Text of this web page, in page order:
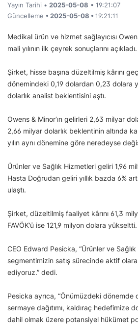
Yayın Tarihi • 2025-05-08 • 19:21:07
Güncelleme • 2025-05-08 • 19:21:11
Medikal ürün ve hizmet sağlayıcısı
mali yılının ilk çeyrek sonuçlarını açıkladı.
Şirket, hisse başına düzeltilmiş kârını
dönemindeki 0,19 dolardan 0,23 dolara
dolarlık analist beklentisini aştı.
Owens & Minor’ın gelirleri 2,63 milyar
2,66 milyar dolarlık beklentinin altında
yılın aynı dönemine göre neredeyse
Ürünler ve Sağlık Hizmetleri geliri 1,96
Hasta Doğrudan geliri yıllık bazda 6%
ulaştı.
Şirket, düzeltilmiş faaliyet kârını 61,3
FAVÖK’ü ise 121,9 milyon dolara yükseltti.
CEO Edward Pesicka, “Ürünler ve
segmentimizin satış sürecinde aktif
ediyoruz.” dedi.
Pesicka ayrıca, “Önümüzdeki dönemde
sermaye dağıtımı, kaldıraç hedefimize
dahil olmak üzere potansiyel hükümet